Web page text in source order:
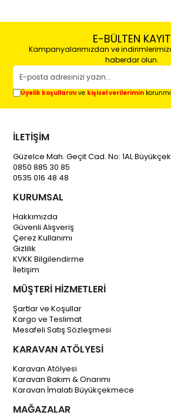
E-BÜLTEN KAYIT
Kampanyalarımızdan ve
haberdar olun.
Üyelik koşullarını ve kişisel verilerimin
İLETİŞİM
Güzelce Mah. Geçit Cad. No: 1AL
0850 885 30 85
0535 016 48 48
KURUMSAL
Hakkımızda
Güvenli Alışveriş
Çerez Kullanımı
Gizlilik
KVKK Bilgilendirme
İletişim
MÜŞTERİ HİZMETLERİ
Şartlar ve Koşullar
Kargo ve Teslimat
Mesafeli Satış Sözleşmesi
KARAVAN ATÖLYESİ
Karavan Atölyesi
Karavan Bakım & Onarımı
Karavan İmalatı Büyükçekmece
MAĞAZALAR